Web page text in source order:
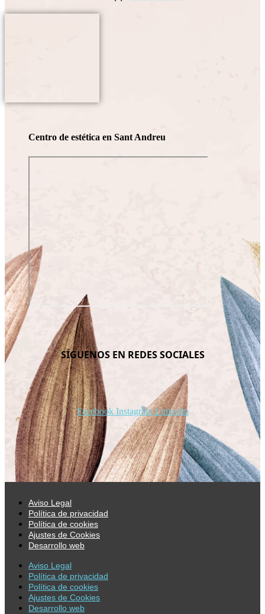
Centro de estética en Sant Andreu
SÍGUENOS EN REDES SOCIALES
Facebook Instagram Linkedin
Aviso Legal
Política de privacidad
Política de cookies
Ajustes de Cookies
Desarrollo web
Aviso Legal
Política de privacidad
Política de cookies
Ajustes de Cookies
Desarrollo web